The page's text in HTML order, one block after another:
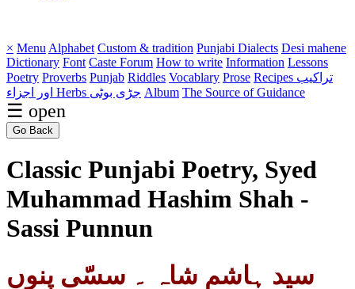
× Menu Alphabet Custom & tradition Punjabi Dialects Desi mahene
Dictionary Font Caste Forum How to write Information Lessons
Poetry Proverbs Punjab Riddles Vocablary Prose Recipes تراکیب
Herbs جڑی بوٹی Album The Source of Guidance
☰ open
Go Back
Classic Punjabi Poetry, Syed
Muhammad Hashim Shah -
Sassi Punnun
سید ہاشم شاہ ۔ سسّی پنوں